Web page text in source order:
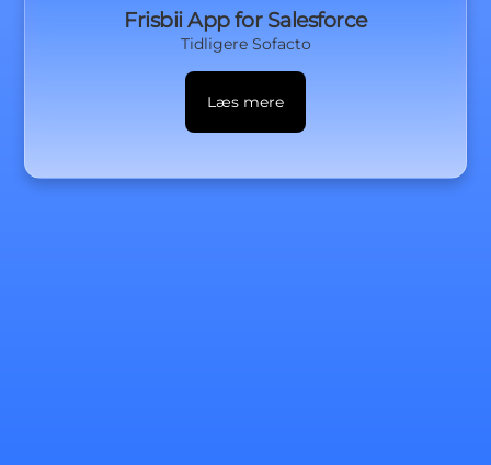
Frisbii App for Salesforce
TidligereSofacto
Læs mere